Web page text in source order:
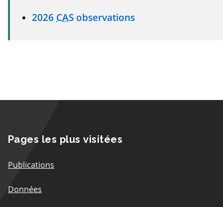
2026 CAS observations
Pages les plus visitées
Publications
Données